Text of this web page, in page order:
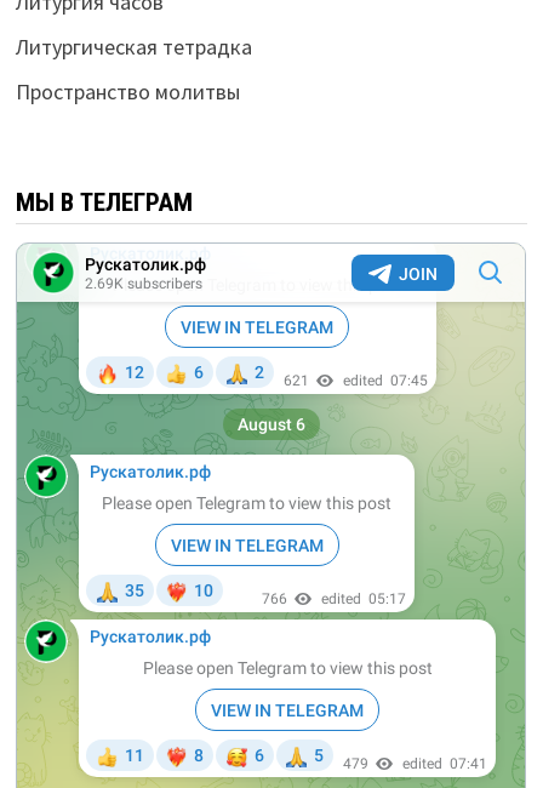
Литургическая тетрадка
Пространство молитвы
МЫ В ТЕЛЕГРАМ